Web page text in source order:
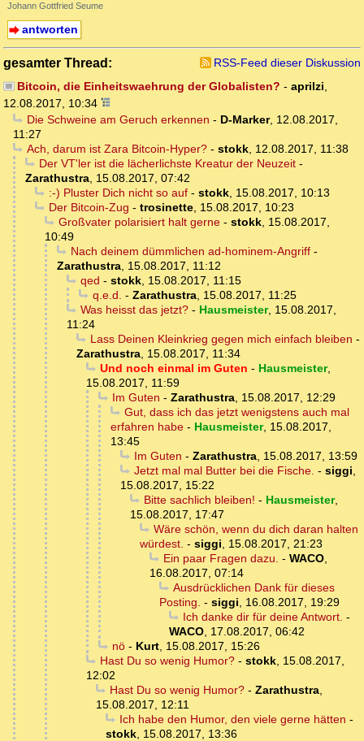
Johann Gottfried Seume
antworten
gesamter Thread:
RSS-Feed dieser Diskussion
Bitcoin, die Einheitswaehrung der Globalisten? - aprilzi,
12.08.2017, 10:34
Die Schweine am Geruch erkennen - D-Marker, 12.08.2017,
11:27
Ach, darum ist Zara Bitcoin-Hyper?- stokk, 12.08.2017, 11:38
Der VT'ler ist die lächerlichste Kreatur der Neuzeit-
Zarathustra, 15.08.2017, 07:42
:-) Pluster Dich nicht so auf- stokk, 15.08.2017, 10:13
Der Bitcoin-Zug - trosinette, 15.08.2017, 10:23
Großvater polarisiert halt gerne- stokk, 15.08.2017,
10:49
Nach deinem dümmlichen ad-hominem-Angriff-
Zarathustra, 15.08.2017, 11:12
qed - stokk, 15.08.2017, 11:15
q.e.d. - Zarathustra, 15.08.2017, 11:25
Was heisst das jetzt?- Hausmeister, 15.08.2017,
11:24
Lass Deinen Kleinkrieg gegen mich einfach bleiben -
Zarathustra, 15.08.2017, 11:34
Und noch einmal im Guten - Hausmeister,
15.08.2017, 11:59
Im Guten - Zarathustra, 15.08.2017, 12:29
Gut, dass ich das jetzt wenigstens auch mal
erfahren habe - Hausmeister, 15.08.2017,
13:45
Im Guten - Zarathustra, 15.08.2017, 13:59
Jetzt mal mal Butter bei die Fische. - siggi,
15.08.2017, 15:22
Bitte sachlich bleiben! - Hausmeister,
15.08.2017, 17:47
Wäre schön, wenn du dich daran halten
würdest. - siggi, 15.08.2017, 21:23
Ein paar Fragen dazu. - WACO,
16.08.2017, 07:14
Ausdrücklichen Dank für dieses
Posting. - siggi, 16.08.2017, 19:29
Ich danke dir für deine Antwort. -
WACO, 17.08.2017, 06:42
nö- Kurt, 15.08.2017, 15:26
Hast Du so wenig Humor?- stokk, 15.08.2017,
12:02
Hast Du so wenig Humor?- Zarathustra,
15.08.2017, 12:11
Ich habe den Humor, den viele gerne hätten -
stokk, 15.08.2017, 13:36